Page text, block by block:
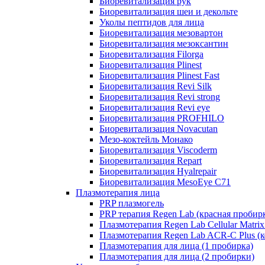
Биоревитализация шеи и декольте
Уколы пептидов для лица
Биоревитализация мезовартон
Биоревитализация мезоксантин
Биоревитализация Filorga
Биоревитализация Plinest
Биоревитализация Plinest Fast
Биоревитализация Revi Silk
Биоревитализация Revi strong
Биоревитализация Revi eye
Биоревитализация PROFHILO
Биоревитализация Novacutan
Мезо-коктейль Монако
Биоревитализация Viscoderm
Биоревитализация Repart
Биоревитализация Hyalrepair
Биоревитализация MesoEye C71
Плазмотерапия лица
PRP плазмогель
PRP терапия Regen Lab (красная
Плазмотерапия Regen Lab Cellular
Плазмотерапия Regen Lab ACR-C Plus
Плазмотерапия для лица (1 пробирка)
Плазмотерапия для лица (2 пробирки)